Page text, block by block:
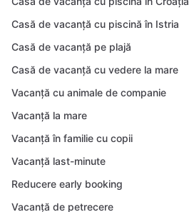
Casă de vacanță cu piscină în Istria
Casă de vacanță pe plajă
Casă de vacanță cu vedere la mare
Vacanță cu animale de companie
Vacanță la mare
Vacanță în familie cu copii
Vacanță last-minute
Reducere early booking
Vacanță de petrecere